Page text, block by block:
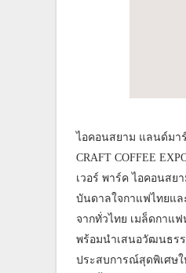
ไอคอนสยาม แลนด์มา
CRAFT COFFEE
เวอร์ พาร์ค ไอคอนสย
บันดาลใจกาแฟไทยแล
จากทั่วไทย เมล็ดกาแ
พร้อมนำเสนอวัฒนธรร
ประสบการณ์สุดพิเศษใ